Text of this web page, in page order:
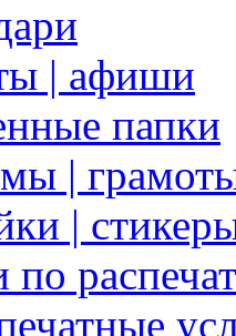
| афиши
папки
|
|
по